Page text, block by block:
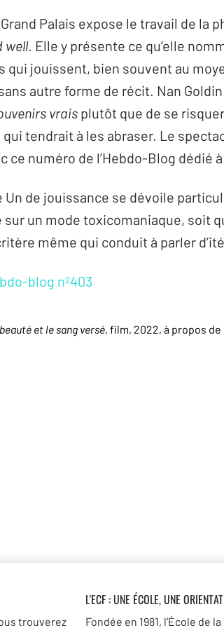
Palais expose le travail de la
well. Elle y présente ce qu’elle
qui jouissent, bien souvent au
autre forme de récit. Nan
vrais plutôt que de se
qui tendrait à les abraser. Le
ce numéro de l’Hebdo-Blog dédié
Un de jouissance se dévoile
un mode toxicomaniaque, soit
même qui conduit à parler
blog nº403
et le sang versé, film, 2022, à propos
trouverez
L'ECF : UNE ÉCOLE, UNE
Fondée en 1981, l’École de